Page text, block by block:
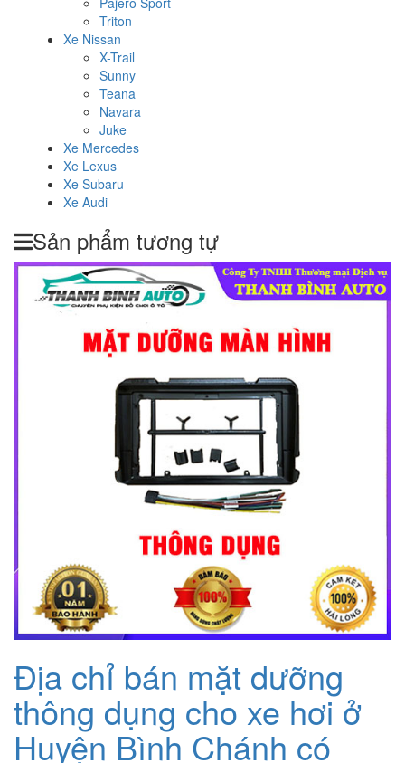
Triton
Xe Nissan
X-Trail
Sunny
Teana
Navara
Juke
Xe Mercedes
Xe Lexus
Xe Subaru
Xe Audi
Sản phẩm tương tự
Địa chỉ bán mặt dưỡng
thông dụng cho xe hơi ở
Huyện Bình Chánh có